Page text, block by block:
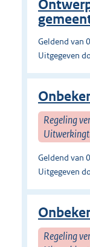
Geldend van
Uitgegeven
Regeling
Geldend van
Uitgegeven
Regeling